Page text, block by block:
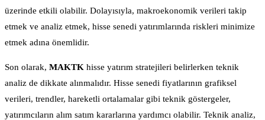
üzerinde etkili olabilir. Dolayısıyla, makroekonomik verileri takip
etmek ve analiz etmek, hisse senedi yatırımlarında riskleri minimize
etmek adına önemlidir.
Son olarak, MAKTK hisse yatırım stratejileri belirlerken teknik
analiz de dikkate alınmalıdır. Hisse senedi fiyatlarının grafiksel
verileri, trendler, hareketli ortalamalar gibi teknik göstergeler,
yatırımcıların alım satım kararlarına yardımcı olabilir. Teknik analiz,